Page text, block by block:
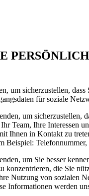
um sicherzustellen,
für soziale
um sicherzustellen,
Team, Ihre Interessen
in Kontakt zu
Beispiel:
um Sie besser
die Sie
Nutzung von sozialen
Informationen werden